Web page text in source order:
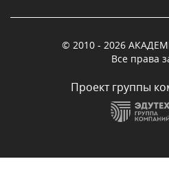
© 2010 - 2026
Все права
Проект группы